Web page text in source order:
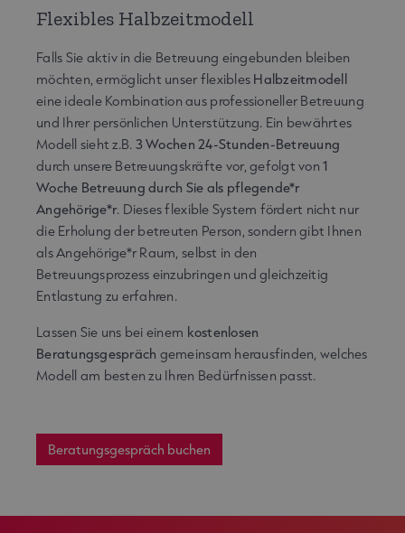
Flexibles Halbzeitmodell
Falls Sie aktiv in die Betreuung eingebunden bleiben
möchten, ermöglicht unser flexibles Halbzeitmodell
eine ideale Kombination aus professioneller Betreuung
und Ihrer persönlichen Unterstützung. Ein bewährtes
Modell sieht z.B. 3 Wochen 24-Stunden-Betreuung
durch unsere Betreuungskräfte vor, gefolgt von1
Woche Betreuung durch Sie als pflegende*r
Angehörige*r. Dieses flexible System fördert nicht nur
die Erholung der betreuten Person, sondern gibt Ihnen
als Angehörige*r Raum, selbst in den
Betreuungsprozess einzubringen und gleichzeitig
Entlastung zu erfahren.
Lassen Sie uns bei einem kostenlosen
Beratungsgespräch gemeinsam herausfinden, welches
Modell am besten zu Ihren Bedürfnissen passt.
Beratungsgespräch buchen